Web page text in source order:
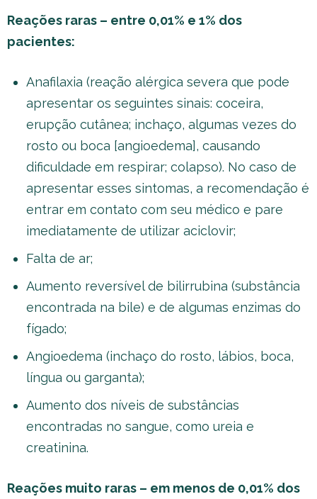
Reações raras – entre 0,01% e 1% dos
pacientes:
Anafilaxia (reação alérgica severa que pode
apresentar os seguintes sinais: coceira,
erupção cutânea; inchaço, algumas vezes do
rosto ou boca [angioedema], causando
dificuldade em respirar; colapso). No caso de
apresentar esses sintomas, a recomendação é
entrar em contato com seu médico e pare
imediatamente de utilizar aciclovir;
Falta de ar;
Aumento reversível de bilirrubina (substância
encontrada na bile) e de algumas enzimas do
fígado;
Angioedema (inchaço do rosto, lábios, boca,
língua ou garganta);
Aumento dos níveis de substâncias
encontradas no sangue, como ureia e
creatinina.
Reações muito raras – em menos de 0,01% dos